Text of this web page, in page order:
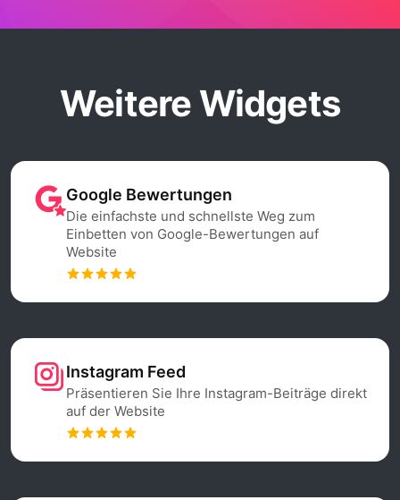
Weitere Widgets
Google Bewertungen
Die einfachste und schnellste Weg zum
Einbetten von Google-Bewertungen auf
Website
Instagram Feed
Präsentieren Sie Ihre Instagram-Beiträge direkt
auf der Website